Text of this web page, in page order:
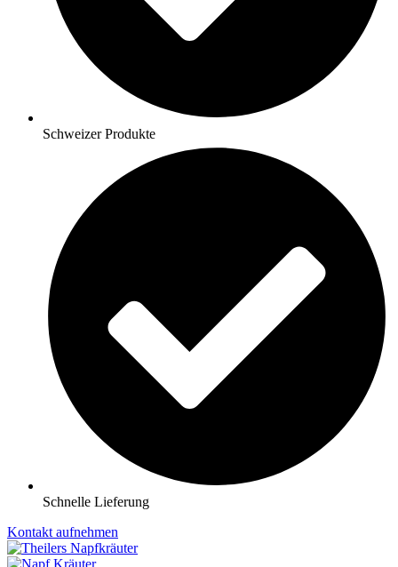
Schweizer Produkte
Schnelle Lieferung
Kontakt aufnehmen